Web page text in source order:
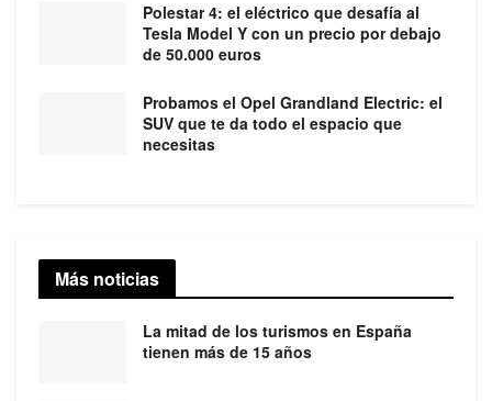
Polestar 4: el eléctrico que desafía al
Tesla Model Y con un precio por debajo
de 50.000 euros
Probamos el Opel Grandland Electric: el
SUV que te da todo el espacio que
necesitas
Más noticias
La mitad de los turismos en España
tienen más de 15 años